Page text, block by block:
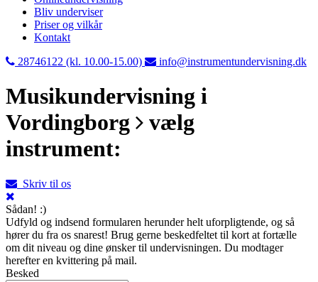
Bliv underviser
Priser og vilkår
Kontakt
28746122 (kl. 10.00-15.00)
info@instrumentundervisning.dk
Musikundervisning i
Vordingborg
vælg
instrument:
Skriv til os
Sådan! :)
Udfyld og indsend formularen herunder helt uforpligtende, og så
hører du fra os snarest! Brug gerne beskedfeltet til kort at fortælle
om dit niveau og dine ønsker til undervisningen. Du modtager
herefter en kvittering på mail.
Besked